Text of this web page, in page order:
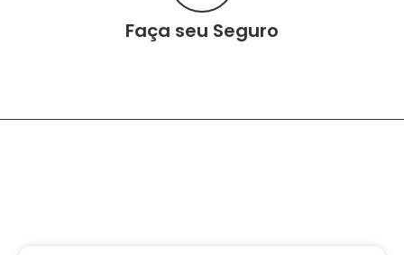
Faça seu Seguro